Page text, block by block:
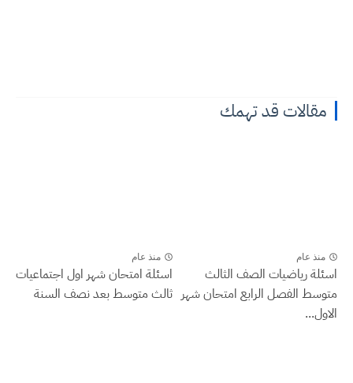
مقالات قد تهمك
منذ عام
اسئلة رياضيات الصف الثالث
متوسط الفصل الرابع امتحان شهر
الاول...
منذ عام
اسئلة امتحان شهر اول اجتماعيات
ثالث متوسط بعد نصف السنة